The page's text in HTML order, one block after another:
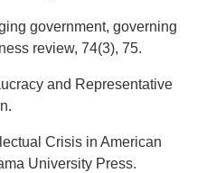
government, governing
review, 74(3), 75.
and Representative
Crisis in American
University Press.